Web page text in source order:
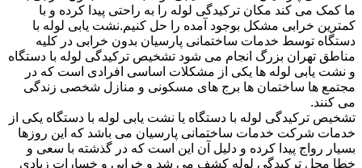
ما کمک می کند مکان ترکیدگی لوله را به راحتی پیدا کرده و با
کمترین خرابی مشکل بوجود آمده را حل کنیم.نشت یابی لوله با
دستگاه توسط خدمات ساختمانی پارسیان بدون خرابی در کلیه
مناطق تهران بزرگ انجام می شود تشخیص ترکیدگی لوله با دستگاه
و نشت یابی لوله ها یکی از مشکلات اساسی افرادی است که در
مجتمع ها ساختمان ها برج های مسکونی و منازل شخصی زندگی
می کنند.
تشخیص ترکیدگی لوله با دستگاه یا نشت یابی لوله با دستگاه یکی از
خدمات شرکت خدمات ساختمانی پارسیان می باشد که این روزها
بسیار رواج پیدا کرده و دلیل آن این است که در گذشته با سعی و
خطا محل ترکیدگی لوله کشف می شد و خرابی و خسارات زیادی